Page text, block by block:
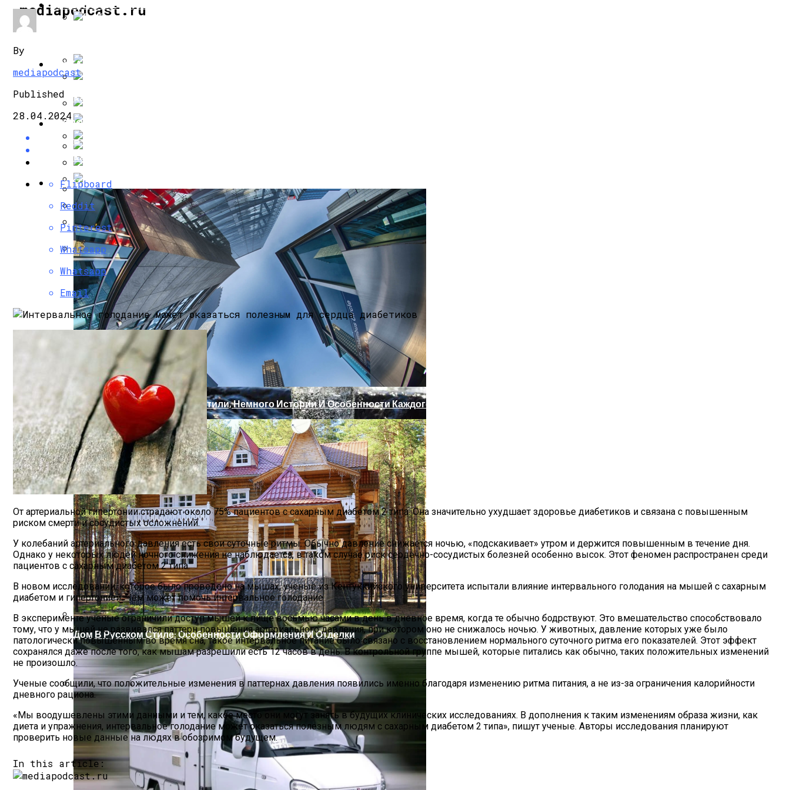
mediapodcast.ru
ИНТЕРЕСНОЕ И ПОЗНАВАТЕЛЬНОЕ
Применение И Разновидности Деревянной Вагонки
Netflix Продлил Сериал Берлин На Второй Сезон
Усик Проиграет Фьюри И Завершит Карьеру — Экс-Чемпион Мира
Свитолина Вышла В 1/8 Финала Престижного Турнира В Дубае
НАУКА И ТЕХНОЛОГИИ
Как Маск Использует Забытые Разработки СССР В Своих Космических Проектах
В Космосе Нашли Остатки Уничтоженных Планет
Когда Коридор Затмений В 2024 Году: Что Привнесет В Вашу Жизнь Это Магическое Время?
Ученые Раскрыли Тайну Появления Карельской Березы: Гены Ценного Сорта
Магнитная Буря 25 Марта, Какой Силы, Что Советуют Эксперты
ЗДОРОВЬЕ И КРАСОТА
Как Поддержать Иммунитет Во Время Пика Вирусных Инфекций: Советы Экспертов
Гимнастика Доктора Шишонина Против Высокого Давления
Магнитные Бури: Прогноз На Неделю С 25 По 31 Марта 2024 Года
Артезианская, Минеральная, Родниковая, Талая: В Чем Разница И Какую Воду Лучше Выбрать Для Питья
Растения-Вампиры: 15 Популярных Домашних Цветов, Которые Крадут Ваше Здоровье День За Днем
АРХИТЕКТУРА И ДИЗАЙН
Архитектура: Популярные Стили, Немного Истории И Особенности Каждого Направления
Дом В Русском Стиле: Особенности Оформления И Отделки
By
mediapodcast
Published
28.04.2024
Flipboard
Reddit
Pinterest
Whatsapp
Whatsapp
Email
От артериальной гипертонии страдают около 75% пациентов с сахарным диабетом 2 типа. Она значительно ухудшает здоровье диабетиков и связана с повышенным
риском смерти и сосудистых осложнений.
У колебаний артериального давления есть свои суточные ритмы. Обычно давление снижается ночью, «подскакивает» утром и держится повышенным в течение дня.
Однако у некоторых людей ночного снижения не наблюдается, в таком случае риск сердечно-сосудистых болезней особенно высок. Этот феномен распространен среди
пациентов с сахарным диабетом 2 типа.
В новом исследовании, которое было проведено на мышах, ученые из Кентуккийского университета испытали влияние интервального голодания на мышей с сахарным
диабетом и гипертонией. Чем может помочь интервальное голодание
В эксперименте ученые ограничили доступ мышей к пище восьмью часами в день в дневное время, когда те обычно бодрствуют. Это вмешательство способствовало
тому, что у мышей не развивался паттерн повышения артериального давления, при котором оно не снижалось ночью. У животных, давление которых уже было
патологически повышенным во время сна, такое интервальное питание было связано с восстановлением нормального суточного ритма его показателей. Этот эффект
сохранялся даже после того, как мышам разрешили есть 12 часов в день. В контрольной группе мышей, которые питались как обычно, таких положительных изменений
не произошло.
Ученые сообщили, что положительные изменения в паттернах давления появились именно благодаря изменению ритма питания, а не из-за ограничения калорийности
дневного рациона.
«Мы воодушевлены этими данными и тем, какое место они могут занять в будущих клинических исследованиях. В дополнения к таким изменениям образа жизни, как
диета и упражнения, интервальное голодание может оказаться полезным людям с сахарным диабетом 2 типа», пишут ученые. Авторы исследования планируют
проверить новые данные на людях в обозримом будущем.
In this article: